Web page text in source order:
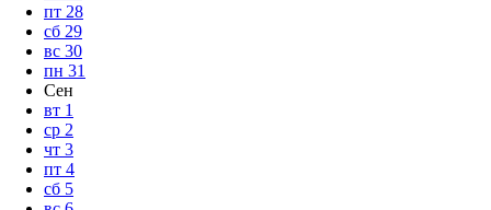
пт 28
сб 29
вс 30
пн 31
Сен
вт 1
ср 2
чт 3
пт 4
сб 5